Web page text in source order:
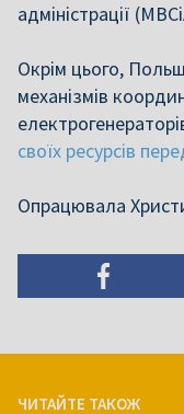
адміністрації
Окрім цього,
механізмів
своїх ресурсів
Опрацювала
ЧИТАЙТЕ ТАКОЖ